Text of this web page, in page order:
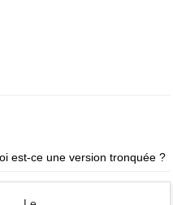
est-ce une version tronquée ?